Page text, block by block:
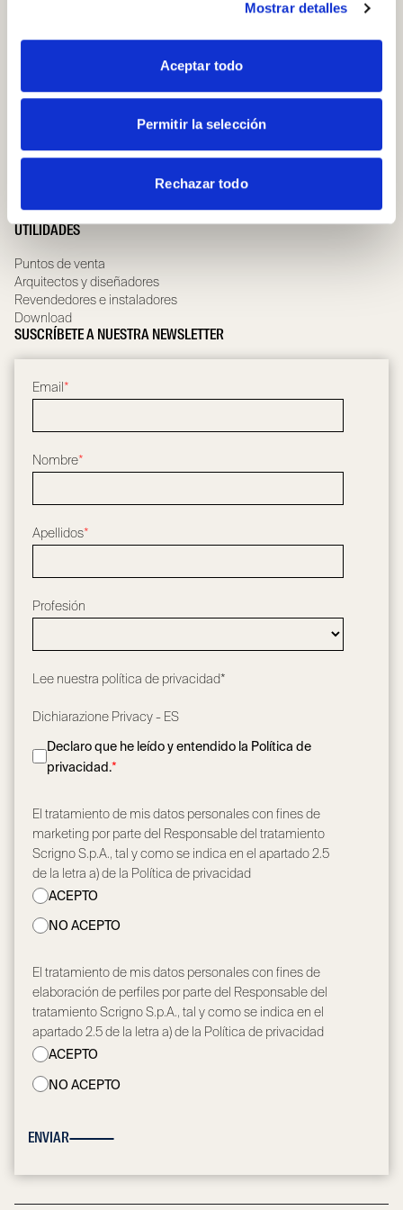
Mostrar detalles
Aceptar todo
Permitir la selección
Rechazar todo
Puertas batientes especiales
Compañía
Governance team
Scrignolab
Noticias
UTILIDADES
Puntos de venta
Arquitectos y diseñadores
Revendedores e instaladores
Download
SUSCRÍBETE A NUESTRA NEWSLETTER
Email*
Nombre*
Apellidos*
Profesión
Lee nuestra política de privacidad*
Dichiarazione Privacy - ES
Declaro que he leído y entendido la Política de
privacidad.*
El tratamiento de mis datos personales con fines de
marketing por parte del Responsable del tratamiento
Scrigno S.p.A., tal y como se indica en el apartado 2.5
de la letra a) de la Política de privacidad
ACEPTO
NO ACEPTO
El tratamiento de mis datos personales con fines de
elaboración de perfiles por parte del Responsable del
tratamiento Scrigno S.p.A., tal y como se indica en el
apartado 2.5 de la letra a) de la Política de privacidad
ACEPTO
NO ACEPTO
ENVIAR